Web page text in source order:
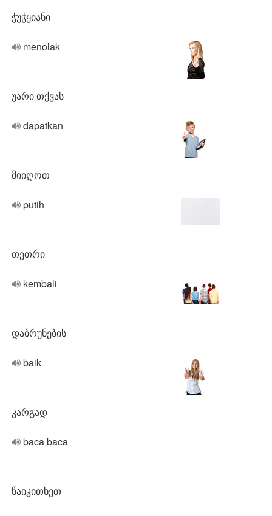
ჭუჭყიანი
menolak
უარი თქვას
dapatkan
მიიღოთ
putih
თეთრი
kembali
დაბრუნების
baik
კარგად
baca baca
წაიკითხეთ